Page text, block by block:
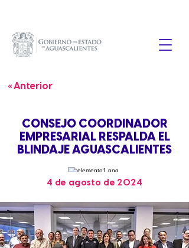
« Anterior
CONSEJO COORDINADOR
EMPRESARIAL RESPALDA EL
BLINDAJE AGUASCALIENTES
4 de agosto de 2024